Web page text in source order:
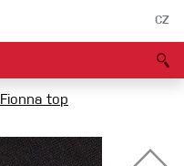
CZ
Fionna top